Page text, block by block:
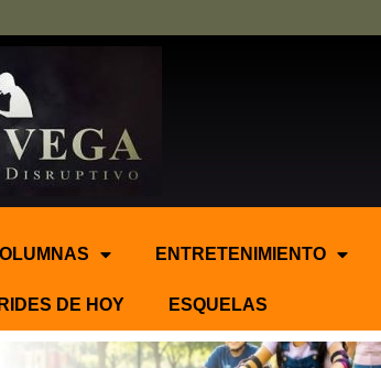
ENTRETENIMIENTO
DE HOY ESQUELAS